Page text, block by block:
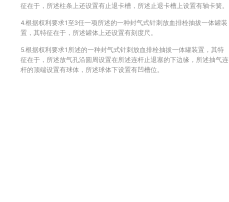
征在于，所述柱条上还设置有止退卡槽，所述止退卡槽上设置有轴卡簧。
4.根据权利要求1至3任一项所述的一种封气式针刺放血排栓抽拔一体罐装
置，其特征在于，所述罐体上还设置有刻度尺。
5.根据权利要求1所述的一种封气式针刺放血排栓抽拔一体罐装置，其特
征在于，所述放气孔沿圆周设置在所述连杆止退塞的下边缘，所述抽气连
杆的顶端设置有球体，所述球体下设置有凹槽位。